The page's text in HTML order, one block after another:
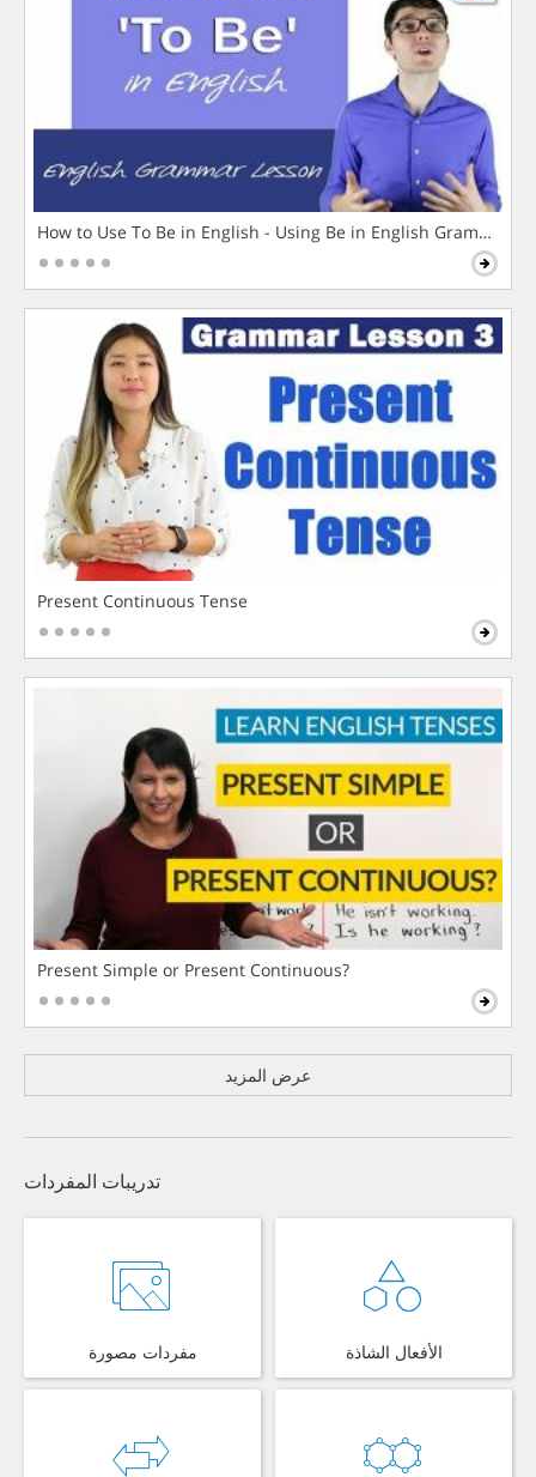
How to Use To Be in English - Using Be in English Grammar
Present Continuous Tense
Present Simple or Present Continuous?
عرض المزيد
تدريبات المفردات
مفردات مصورة الأفعال الشاذة